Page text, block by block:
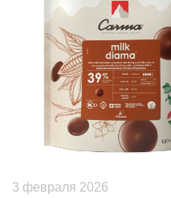
3 февраля 2026